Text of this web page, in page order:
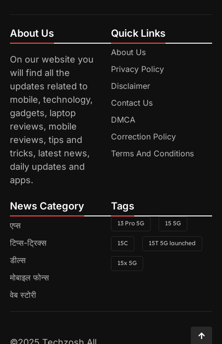
About Us
On our website you
will find all the
updates related to
mobile, technology,
gadgets, laptop
reviews, mobile
reviews, tips and
tricks, latest news,
daily updates and
apps.
Quick Links
About Us
Privacy Policy
Disclaimer
Contact Us
DMCA
Correction Policy
Terms And Conditions
News Category
एप्स
टिप्स-ट्रिक्स
डील्स
मोबाइल फोन्स
वेब स्टोरी
Tags
13 Pro 5G 15 5G
15C 15T 5G launched
15x 5G